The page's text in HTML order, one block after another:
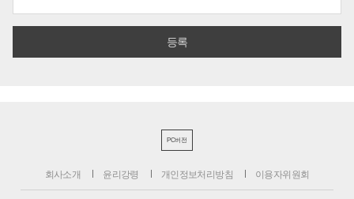
PC버전
회사소개 윤리강령 개인정보처리방침 이용자위원회